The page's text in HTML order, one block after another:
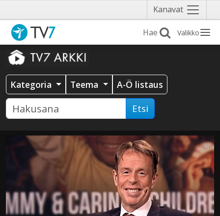
Kanavat Näytä
valikko
Valikko
Kategoria Teema A-Ö listaus
Etsi